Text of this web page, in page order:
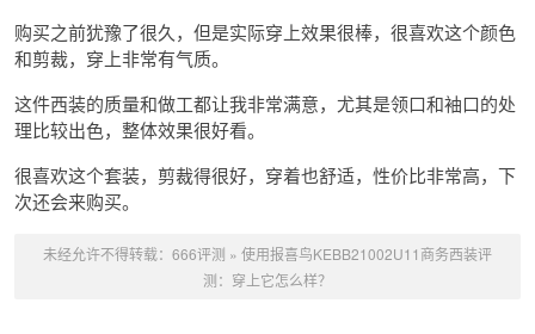
购买之前犹豫了很久，但是实际穿上效果很棒，很喜欢这个颜色
和剪裁，穿上非常有气质。
这件西装的质量和做工都让我非常满意，尤其是领口和袖口的处
理比较出色，整体效果很好看。
很喜欢这个套装，剪裁得很好，穿着也舒适，性价比非常高，下
次还会来购买。
未经允许不得转载： 666评测 » 使用报喜鸟KEBB21002U11商务西装评
测：穿上它怎么样？